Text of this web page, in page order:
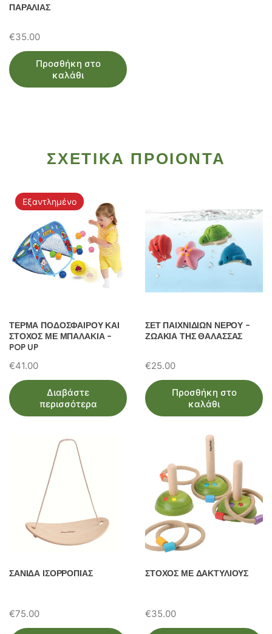
ΠΑΡΑΛΙΑΣ
€35.00
Προσθήκη στο
καλάθι
ΣΧΕΤΙΚΑ ΠΡΟΙΟΝΤΑ
Εξαντλημένο
ΤΕΡΜΑ ΠΟΔΟΣΦΑΙΡΟΥ ΚΑΙ
ΣΤΟΧΟΣ ΜΕ ΜΠΑΛΑΚΙΑ –
POP UP
€41.00
Διαβάστε
περισσότερα
ΣΕΤ ΠΑΙΧΝΙΔΙΩΝ ΝΕΡΟΥ –
ΖΩΑΚΙΑ ΤΗΣ ΘΑΛΑΣΣΑΣ
€25.00
Προσθήκη στο
καλάθι
ΣΑΝΙΔΑ ΙΣΟΡΡΟΠΙΑΣ
€75.00
ΣΤΟΧΟΣ ΜΕ ΔΑΚΤΥΛΙΟΥΣ
€35.00